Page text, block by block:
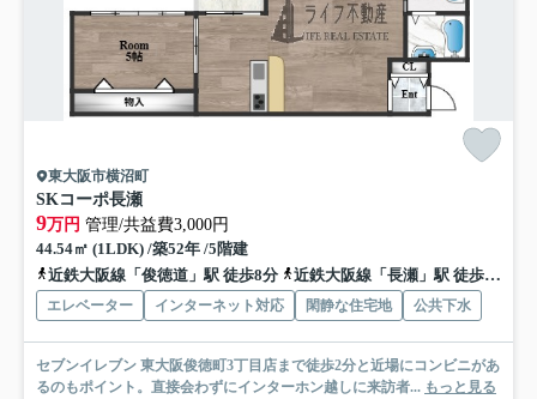
東大阪市横沼町
SKコーポ長瀬
9万円 管理/共益費3,000円
44.54㎡ (1LDK) /築52年 /5階建
近鉄大阪線「俊徳道」駅 徒歩8分
近鉄大阪線「長瀬」駅 徒歩8分
エレベーター インターネット対応 閑静な住宅地 公共下水
セブンイレブン 東大阪俊徳町3丁目店まで徒歩2分と近場にコンビニがあ
るのもポイント。直接会わずにインターホン越しに来訪者... もっと見る